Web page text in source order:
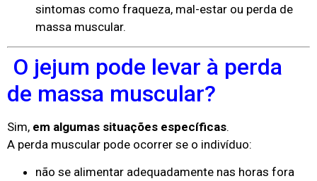
sintomas como fraqueza, mal-estar ou perda de
massa muscular.
O jejum pode levar à perda
de massa muscular?
Sim, em algumas situações específicas.
A perda muscular pode ocorrer se o indivíduo:
não se alimentar adequadamente nas horas fora